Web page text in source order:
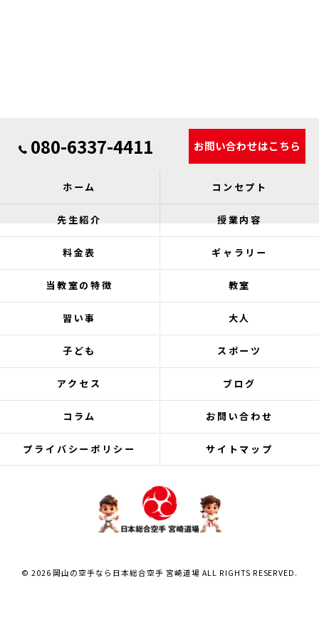
080-6337-4411 お問い合わせはこちら
ホーム コンセプト
先生紹介 授業内容
料金表 ギャラリー
当教室の特徴 教室
習い事 大人
子ども スポーツ
アクセス ブログ
コラム お問い合わせ
プライバシーポリシー サイトマップ
© 2026 岡山の空手なら日本総合空手 宮崎道場 ALL RIGHTS RESERVED.